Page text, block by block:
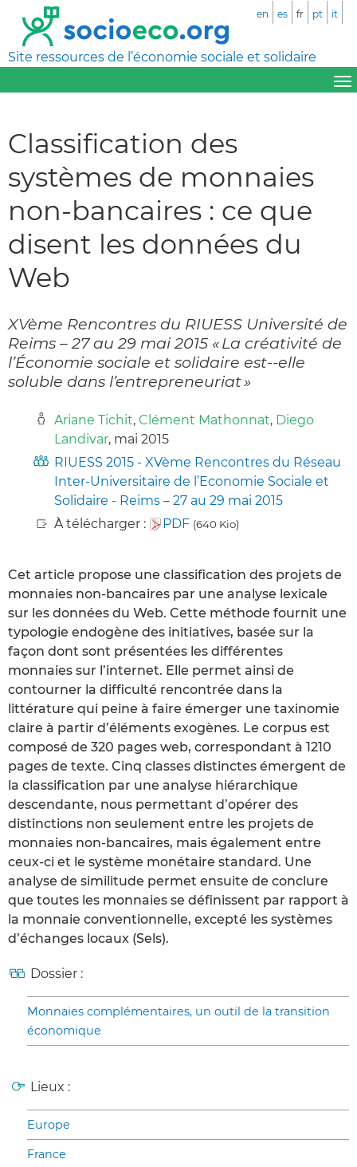
Site ressources de l’économie sociale et solidaire
en es fr pt it
Classification des
systèmes de monnaies
non-bancaires : ce que
disent les données du
Web
XVème Rencontres du RIUESS Université de
Reims – 27 au 29 mai 2015 « La créativité de
l’Économie sociale et solidaire est-­‐elle
soluble dans l’entrepreneuriat »
Ariane Tichit, Clément Mathonnat, Diego
Landivar, mai 2015
RIUESS 2015 - XVème Rencontres du Réseau
Inter-Universitaire de l’Economie Sociale et
Solidaire - Reims – 27 au 29 mai 2015
À télécharger :
PDF (640 Kio)
Cet article propose une classification des projets de
monnaies non-bancaires par une analyse lexicale
sur les données du Web. Cette méthode fournit une
typologie endogène des initiatives, basée sur la
façon dont sont présentées les différentes
monnaies sur l’internet. Elle permet ainsi de
contourner la difficulté rencontrée dans la
littérature qui peine à faire émerger une taxinomie
claire à partir d’éléments exogènes. Le corpus est
composé de 320 pages web, correspondant à 1210
pages de texte. Cinq classes distinctes émergent de
la classification par une analyse hiérarchique
descendante, nous permettant d’opérer des
distinctions non seulement entre les projets de
monnaies non-bancaires, mais également entre
ceux-ci et le système monétaire standard. Une
analyse de similitude permet ensuite de conclure
que toutes les monnaies se définissent par rapport à
la monnaie conventionnelle, excepté les systèmes
d’échanges locaux (Sels).
Dossier :
Monnaies complémentaires, un outil de la transition
économique
Lieux :
Europe
France